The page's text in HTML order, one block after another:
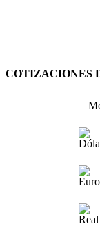
COTIZACIONES
Euro
Real